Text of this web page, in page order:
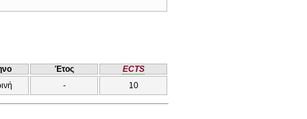
Έτος
ECTS
- 10